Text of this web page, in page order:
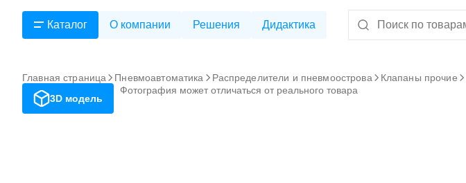
Каталог О компании Решения Дидактика
Главная страница Пневмоавтоматика Распределители и пневмоострова Клапаны прочие
3D модель
Фотография может отличаться от реального товара